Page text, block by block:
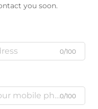
you soon.
0/100
0/100